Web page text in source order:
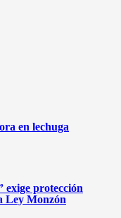
en lechuga
exige protección
Ley Monzón